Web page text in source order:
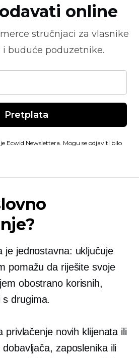
online
stručnjaci za vlasnike
buduće poduzetnike.
Pretplata
Ecwid Newslettera. Mogu se odjaviti bilo
je jednostavna: uključuje
pomažu da riješite svoje
obostrano korisnih,
s drugima.
privlačenje novih klijenata ili
zaposlenika ili